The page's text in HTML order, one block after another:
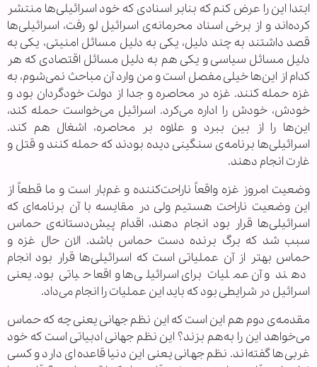
ابتدا این را عرض کنم که بنابر اسنادی که خود اسرائیلی‌ها منتشر
کرده‌اند و از برخی اسناد محرمانه‌ی اسرائیل لو رفت، اسرائیلی‌ها
قصد داشتند به چند دلیل، یکی به دلیل مسائل امنیتی، یکی به
دلیل مسائل سیاسی و یکی هم به دلیل مسائل اقتصادی که هر
کدام از این‌ها خیلی مفصل است و من وارد آن مباحث نمی‌شوم، به
غزه حمله کنند. غزه در محاصره و جدا از دولت خودگردان بود و
خودش، خودش را اداره می‌کرد. اسرائیل می‌خواست حمله کند،
این‌ها را از بین ببرد و علاوه بر محاصره، اشغال هم کند.
اسرائیلی‌ها برنامه‌ی سنگینی دیده بودند که حمله کنند و قتل و
غارت انجام دهند.
وضعیت امروز غزه واقعاً ناراحت‌کننده و غم‌بار است و ما قطعاً از
این وضعیت ناراحت هستیم ولی در مقایسه با آن برنامه‌ای که
اسرائیلی‌ها قرار بود انجام دهند، اقدام پیش‌دستانه‌ی حماس
سبب شد که برگ برنده دست حماس باشد. الان حال غزه و
حماس بهتر از آن عملیاتی است که اسرائیلی‌ها قرار بود انجام
دهند و آن عملیات برای اسرائیلی‌ها واقعا حیاتی بود. یعنی
اسرائیل در شرایطی بود که باید این عملیات را انجام می‌داد.
مقدمه‌ی دوم هم این است که این نظم جهانی یعنی چه که حماس
می‌خواهد این را به‌هم بزند؟ این نظم جهانی ادبیاتی است که خود
غربی‌ها گفته‌اند. نظم جهانی یعنی این دنیا قاعده‌ای دارد و کسی